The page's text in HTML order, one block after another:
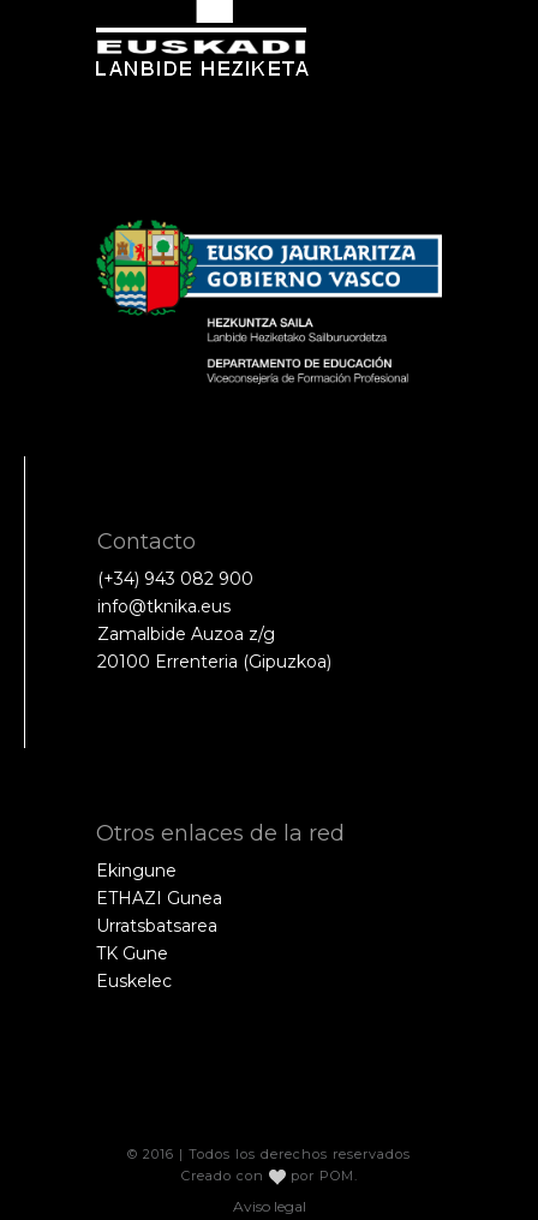
Contacto
(+34) 943 082 900
info@tknika.eus
Zamalbide Auzoa z/g
20100 Errenteria (Gipuzkoa)
Otros enlaces de la red
Ekingune
ETHAZI Gunea
Urratsbatsarea
TK Gune
Euskelec
© 2016 | Todos los derechos reservados
Creado con
por POM .
Aviso legal